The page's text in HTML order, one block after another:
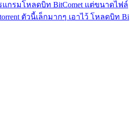
แกรมโหลดบิท BitComet แต่ขนาดไฟล์
ตัวนี้เล็กมากๆ เอาไว้ โหลดบิท Bi